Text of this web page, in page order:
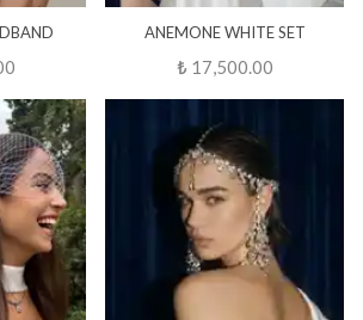
ANEMONE WHITE SET
₺ 17,500.00